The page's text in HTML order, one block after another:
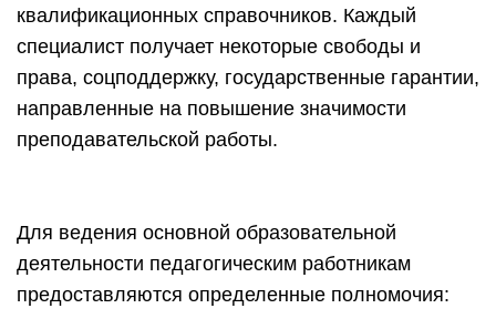
квалификационных справочников. Каждый
специалист получает некоторые свободы и
права, соцподдержку, государственные гарантии,
направленные на повышение значимости
преподавательской работы.
Для ведения основной образовательной
деятельности педагогическим работникам
предоставляются определенные полномочия: